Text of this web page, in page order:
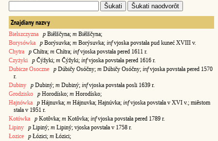
Znajdiany nazvy
Bielszczyzna p Biêlščyna; m Biêlščyna;
Borysówka
p Borýsuvka; m Borýsuvka; infvjoska povstała pud kuneć XVIII v.
Chytra
p Chítra; m Chítra; infvjoska povstała pered 1611 r.
Czyżyki
p Čýžyki; m Čýžyki; infvjoska povstała pered 1616 r.
Dubicze Osoczne
p Dúbičy Osóčny; m Dúbičy Osóčny; infvjoska povstała pered 1570
r.
Dubiny
p Dubiný; m Dubiný; infvjoska povstała posli 1639 r.
Grodzisko
p Horodísko; m Horodísko;
Hajnówka
p Hájnuvka; m Hájnuvka; Hajnúvka; infvjoska povstała v XVI v.; miêstom
stała v 1951 r.
Kotówka
p Kotôvka; m Kotôvka; infvjoska povstała pered 1789 r.
Lipiny
p Lipiný; m Lipiný; vjoska povstała v 1758 r.
Łozice
p Łózici; m Łózici;